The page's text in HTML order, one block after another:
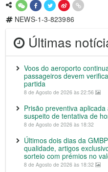
NEWS-1-3-823986
Últimas
Voos do aeroporto
passageiros devem
partida
8 de Agosto de 2026 às 22:56
Prisão preventiva
suspeito de tentativa de
8 de Agosto de 2026 às 18:32
Últimos dois dias da
qualidade, artigos
sorteio com prémios no
8 de Agosto de 2026 às 18:32